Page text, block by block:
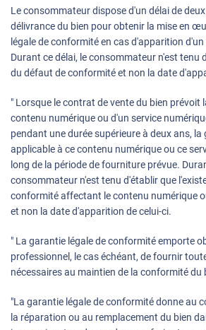
Le consommateur dispose d'un délai de
délivrance du bien pour obtenir la mise en
légale de conformité en cas d'apparition
Durant ce délai, le consommateur n'est tenu
du défaut de conformité et non la date
" Lorsque le contrat de vente du bien prévoit
contenu numérique ou d'un service
pendant une durée supérieure à deux ans, la
applicable à ce contenu numérique ou ce
long de la période de fourniture prévue.
consommateur n'est tenu d'établir que
conformité affectant le contenu numérique
et non la date d'apparition de celui-ci.
" La garantie légale de conformité emporte
professionnel, le cas échéant, de fournir
nécessaires au maintien de la conformité du
"La garantie légale de conformité donne au
la réparation ou au remplacement du bien